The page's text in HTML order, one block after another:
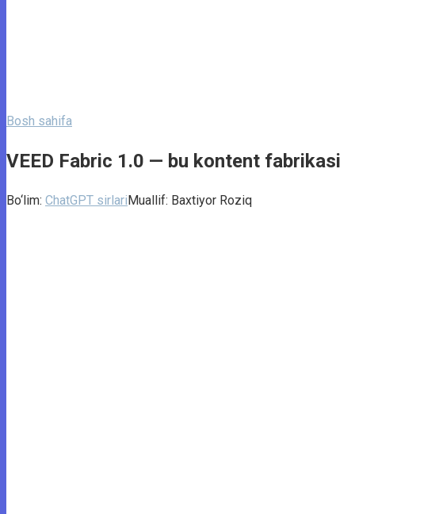
Bosh sahifa
VEED Fabric 1.0 — bu kontent fabrikasi
Bo‘lim: ChatGPT sirlariMuallif: Baxtiyor Roziq